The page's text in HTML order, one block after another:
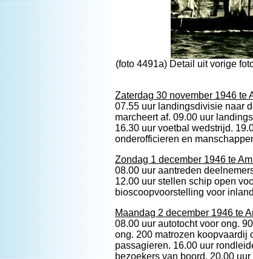
(foto 4491a) Detail uit vorige
Zaterdag 30 november 1946 te
07.55 uur landingsdivisie naar
marcheert af. 09.00 uur
16.30 uur voetbal wedstrijd.
onderofficieren en
Zondag 1 december 1946 te
08.00 uur aantreden
12.00 uur stellen schip open
bioscoopvoorstelling voor
Maandag 2 december 1946 te
08.00 uur autotocht voor ong.
ong. 200 matrozen koopvaardij
passagieren. 16.00 uur
bezoekers van boord. 20.00